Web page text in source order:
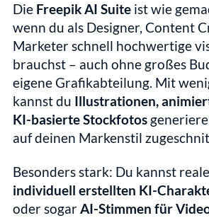
Die Freepik AI Suite ist wie
wenn du als Designer, Content
Marketer schnell hochwertige
brauchst – auch ohne großes
eigene Grafikabteilung. Mit
kannst du Illustrationen,
KI-basierte Stockfotos
auf deinen Markenstil
individuell erstellten KI-
oder sogar AI-Stimmen für